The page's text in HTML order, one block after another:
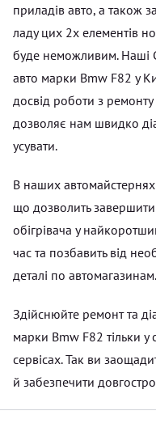
приладів авто, а також
ладу цих 2х елементів
буде неможливим. Наші
авто марки Bmw F82 у
досвід роботи з ремонту
дозволяє нам швидко
усувати.
В наших
що дозволить
обігрівача у
час та позбавить від
деталі по автомагазинам.
Здійснюйте ремонт та
марки Bmw F82 тільки у
сервісах. Так ви
й забезпечити